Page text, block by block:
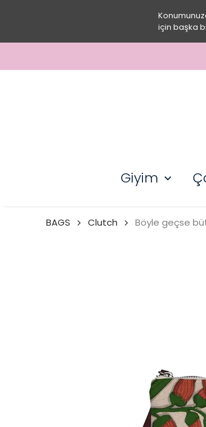
için başka
Giyim
BAGS Clutch Böyle geçse